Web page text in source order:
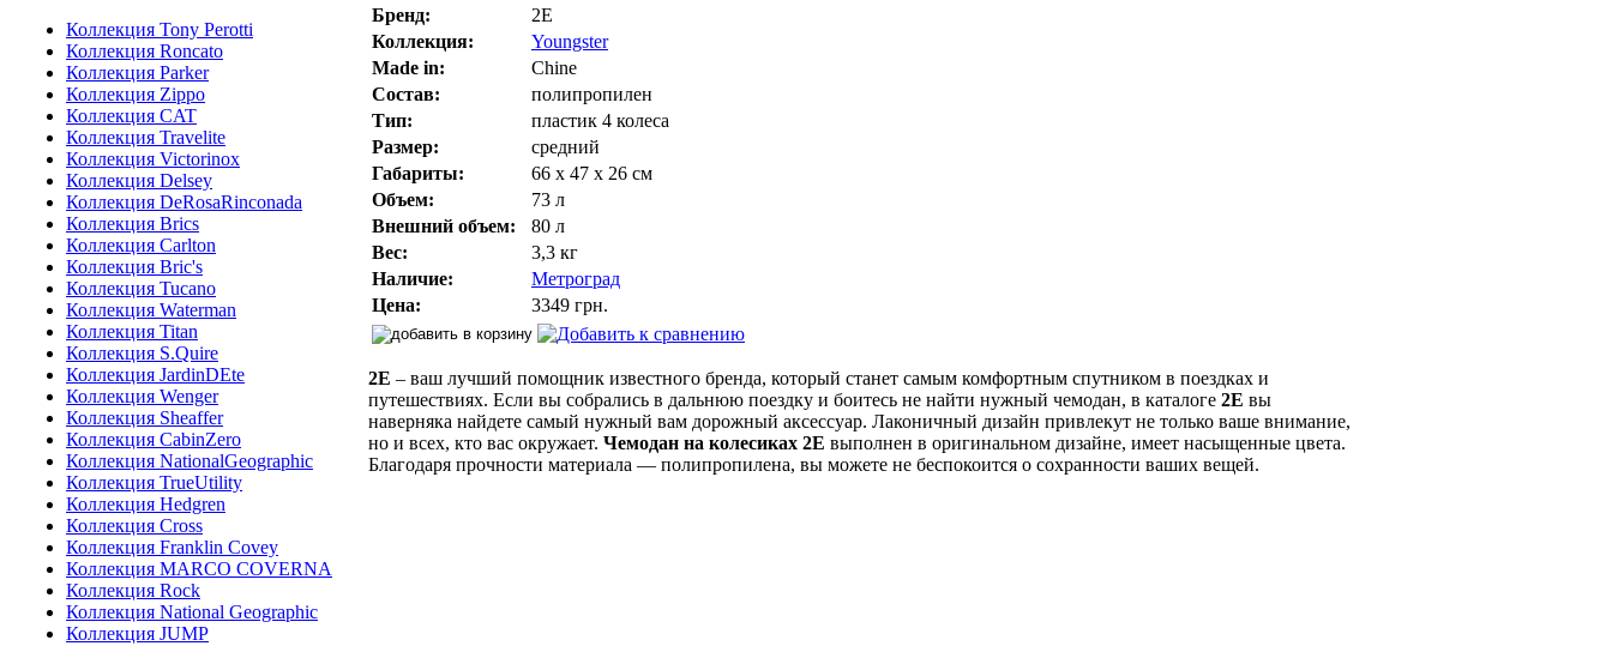
Коллекция Tony Perotti
Коллекция Roncato
Коллекция Parker
Коллекция Zippo
Коллекция CAT
Коллекция Travelite
Коллекция Victorinox
Коллекция Delsey
Коллекция DeRosaRinconada
Коллекция Brics
Коллекция Carlton
Коллекция Bric's
Коллекция Tucano
Коллекция Waterman
Коллекция Titan
Коллекция S.Quire
Коллекция JardinDEte
Коллекция Wenger
Коллекция Sheaffer
Коллекция CabinZero
Коллекция NationalGeographic
Коллекция TrueUtility
Коллекция Hedgren
Коллекция Cross
Коллекция Franklin Covey
Коллекция MARCO COVERNA
Коллекция Rock
Коллекция National Geographic
Коллекция JUMP
Бренд:
2E
Коллекция:
Youngster
Made in:
Chine
Состав:
полипропилен
Тип:
пластик 4 колеса
Размер:
cредний
Габариты:
66 х 47 х 26 см
Объем:
73 л
Внешний объем:
80 л
Вес:
3,3 кг
Наличие:
Метроград
Цена:
3349 грн.
2E – ваш лучший помощник известного бренда, который станет самым комфортным спутником в поездках и
путешествиях. Если вы собрались в дальнюю поездку и боитесь не найти нужный чемодан, в каталоге 2E вы
наверняка найдете самый нужный вам дорожный аксессуар. Лаконичный дизайн привлекут не только ваше внимание,
но и всех, кто вас окружает. Чемодан на колесиках 2E выполнен в оригинальном дизайне, имеет насыщенные цвета.
Благодаря прочности материала — полипропилена, вы можете не беспокоится о сохранности ваших вещей.